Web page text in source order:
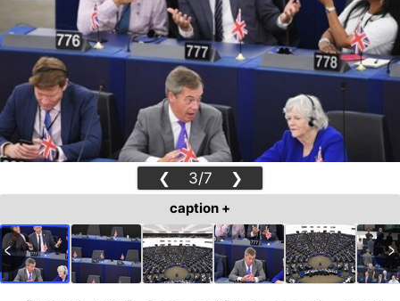
❮ 3/7 ❯
caption +